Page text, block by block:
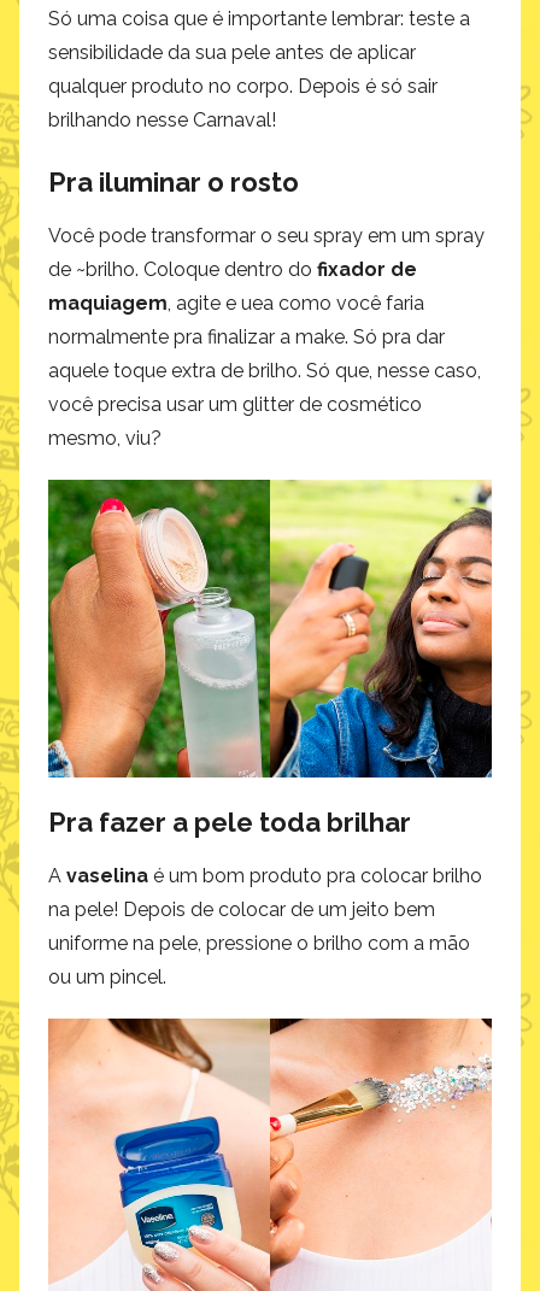
Só uma coisa que é importante lembrar: teste a
sensibilidade da sua pele antes de aplicar
qualquer produto no corpo. Depois é só sair
brilhando nesse Carnaval!
Pra iluminar o rosto
Você pode transformar o seu spray em um spray
de ~brilho. Coloque dentro do fixador de
maquiagem, agite e uea como você faria
normalmente pra finalizar a make. Só pra dar
aquele toque extra de brilho. Só que, nesse caso,
você precisa usar um glitter de cosmético
mesmo, viu?
Pra fazer a pele toda brilhar
A vaselina é um bom produto pra colocar brilho
na pele! Depois de colocar de um jeito bem
uniforme na pele, pressione o brilho com a mão
ou um pincel.